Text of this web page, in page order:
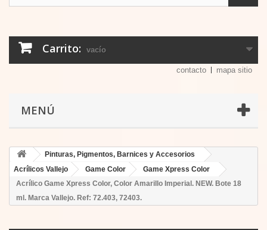
Carrito: vacío
contacto mapa sitio
MENÚ
Pinturas, Pigmentos, Barnices y Accesorios
Acrílicos Vallejo
Game Color
Game Xpress Color
Acrílico Game Xpress Color, Color Amarillo Imperial. NEW. Bote 18
ml. Marca Vallejo. Ref: 72.403, 72403.